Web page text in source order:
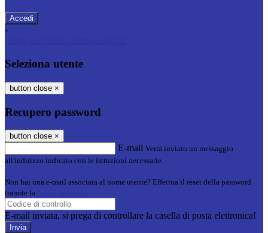
-
Seleziona utente
button close ×
Recupero password
button close ×
E-mail Verrà inviato un messaggio
all'indirizzo indicato con le istruzioni necessarie.
Non hai una e-mail associata al nome utente? Effettua il reset della password
tramite la
E-mail inviata, si prega di controllare la casella di posta elettronica!